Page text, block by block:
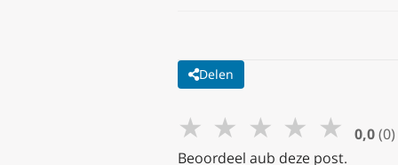
Delen
★ ★ ★ ★ ★ 0,0 (0)
Beoordeel aub deze post.